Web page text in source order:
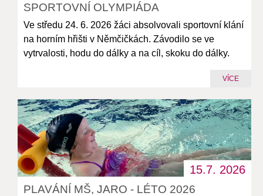
SPORTOVNÍ OLYMPIÁDA
Ve středu 24. 6. 2026 žáci absolvovali sportovní klání
na horním hřišti v Němčičkách. Závodilo se ve
vytrvalosti, hodu do dálky a na cíl, skoku do dálky.
VÍCE
15.7. 2026
PLAVÁNÍ MŠ, JARO - LÉTO 2026